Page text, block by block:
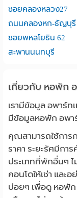
ซอยคลองหลวง27
ถนนคลองหก-ธัญบุรี
ซอยพหลโยธิน 62
สะพานนนทบุรี
เกี่ยวกับ หอพัก
เรามีข้อมูล อพาร์ท
มีข้อมูลหอพัก อพา
คุณสามารถใช้การ
ราคา ระยะรัศมีกา
ประเภทที่พักอื่นๆ ไ
คอนโดให้เช่า และ
บ่อยๆ เพื่อดู หอพัก